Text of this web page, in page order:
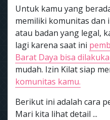
Untuk kamu yang
memiliki komunitas dan
atau badan yang legal,
lagi karena saat ini
Barat Daya bisa
mudah. Izin Kilat siap
komunitas kamu.
Berikut ini adalah cara
Mari kita lihat detail ...